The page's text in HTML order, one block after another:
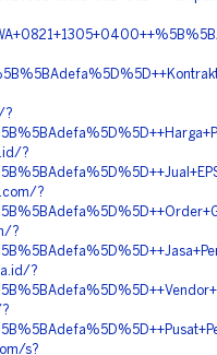
?
?
?
?
?
s?